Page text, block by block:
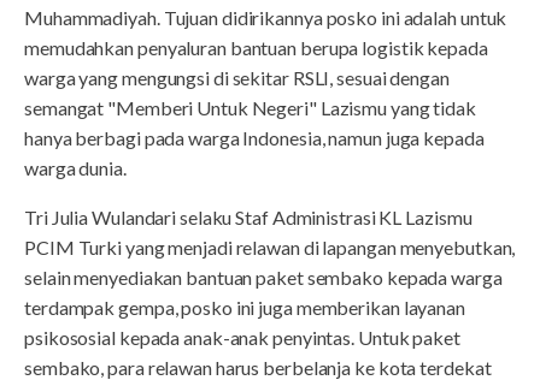
Muhammadiyah. Tujuan didirikannya posko ini adalah untuk
memudahkan penyaluran bantuan berupa logistik kepada
warga yang mengungsi di sekitar RSLI, sesuai dengan
semangat "Memberi Untuk Negeri" Lazismu yang tidak
hanya berbagi pada warga Indonesia, namun juga kepada
warga dunia.
Tri Julia Wulandari selaku Staf Administrasi KL Lazismu
PCIM Turki yang menjadi relawan di lapangan menyebutkan,
selain menyediakan bantuan paket sembako kepada warga
terdampak gempa, posko ini juga memberikan layanan
psikososial kepada anak-anak penyintas. Untuk paket
sembako, para relawan harus berbelanja ke kota terdekat